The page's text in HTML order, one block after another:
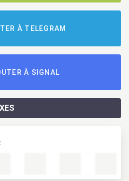
À TELEGRAM
À SIGNAL